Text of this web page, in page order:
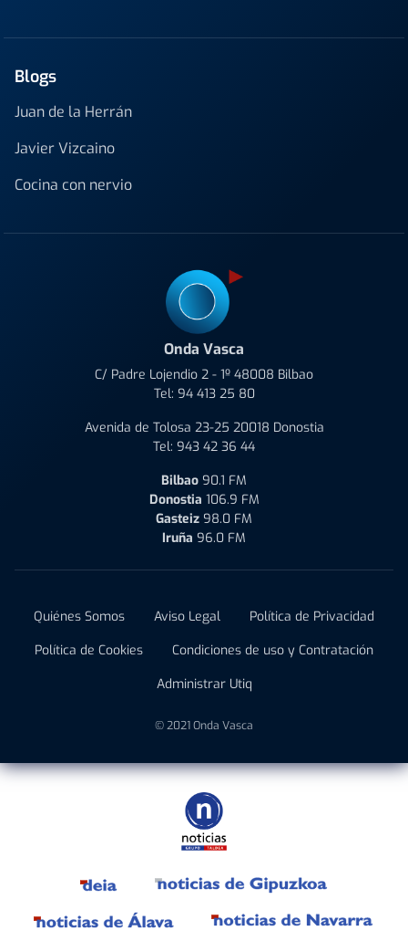
Blogs
Juan de la Herrán
Javier Vizcaino
Cocina con nervio
Onda Vasca
C/ Padre Lojendio 2 - 1º 48008 Bilbao
Tel: 94 413 25 80
Avenida de Tolosa 23-25 20018 Donostia
Tel: 943 42 36 44
Bilbao 90.1 FM
Donostia 106.9 FM
Gasteiz 98.0 FM
Iruña 96.0 FM
Quiénes Somos Aviso Legal
Política de Privacidad
Política de Cookies
Condiciones de uso y Contratación
Administrar Utiq
© 2021 Onda Vasca